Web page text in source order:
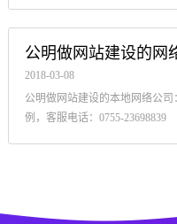
公明做网站建设的网
2018-03-08
公明做网站建设的本地网络公
例，客服电话：0755-23698839